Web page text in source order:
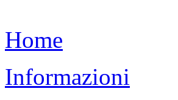
Home
Informazioni